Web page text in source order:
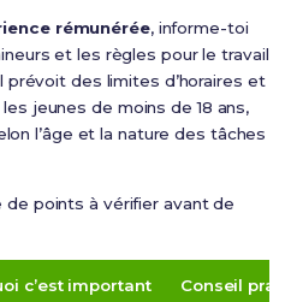
rémunérée, informe-toi
et les règles pour le travail
prévoit des limites d’horaires et
jeunes de moins de 18 ans,
l’âge et la nature des tâches
points à vérifier avant de
c’est important Conseil